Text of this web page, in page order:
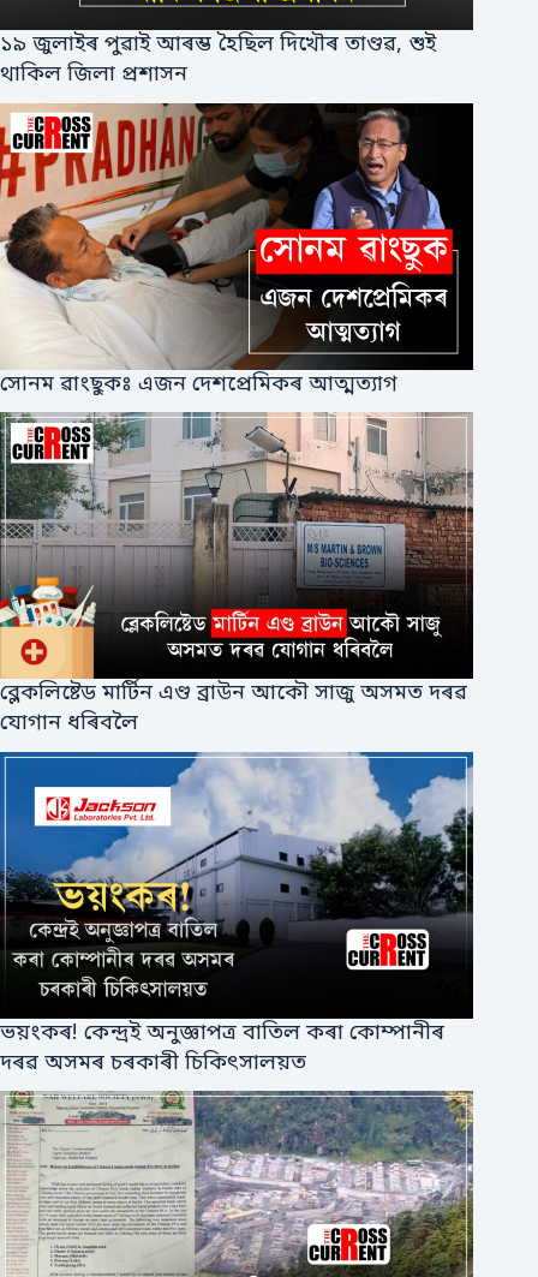
১৯ জুলাইৰ পুৱাই আৰম্ভ হৈছিল দিখৌৰ তাণ্ডৱ, শুই
থাকিল জিলা প্ৰশাসন
সোনম ৱাংছুকঃ এজন দেশপ্ৰেমিকৰ আত্মত্যাগ
ব্লেকলিষ্টেড মাৰ্টিন এণ্ড ব্ৰাউন আকৌ সাজু অসমত দৰৱ
যোগান ধৰিবলৈ
ভয়ংকৰ! কেন্দ্ৰই অনুজ্ঞাপত্ৰ বাতিল কৰা কোম্পানীৰ
দৰৱ অসমৰ চৰকাৰী চিকিৎসালয়ত